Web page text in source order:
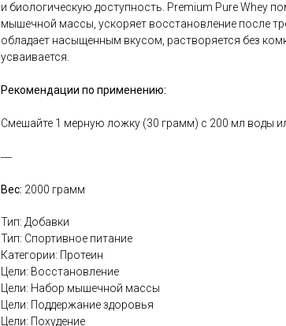
и биологическую доступность. Premium Pure Whey
мышечной массы, ускоряет восстановление после
обладает насыщенным вкусом, растворяется без
усваивается.
Рекомендации по применению:
Смешайте 1 мерную ложку (30 грамм) с 200 мл воды
―
Вес: 2000 грамм
Тип: Добавки
Тип: Спортивное питание
Категории: Протеин
Цели: Восстановление
Цели: Набор мышечной массы
Цели: Поддержание здоровья
Цели: Похудение